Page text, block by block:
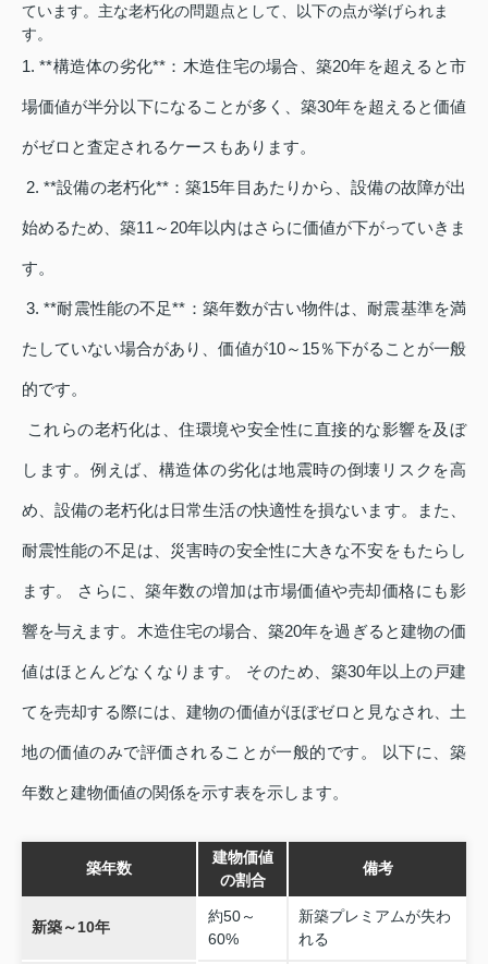
ています。主な老朽化の問題点として、以下の点が挙げられま
す。
1. **構造体の劣化**：木造住宅の場合、築20年を超えると市
場価値が半分以下になることが多く、築30年を超えると価値
がゼロと査定されるケースもあります。
2. **設備の老朽化**：築15年目あたりから、設備の故障が出
始めるため、築11～20年以内はさらに価値が下がっていきま
す。
3. **耐震性能の不足**：築年数が古い物件は、耐震基準を満
たしていない場合があり、価値が10～15％下がることが一般
的です。
これらの老朽化は、住環境や安全性に直接的な影響を及ぼ
します。例えば、構造体の劣化は地震時の倒壊リスクを高
め、設備の老朽化は日常生活の快適性を損ないます。また、
耐震性能の不足は、災害時の安全性に大きな不安をもたらし
ます。 さらに、築年数の増加は市場価値や売却価格にも影
響を与えます。木造住宅の場合、築20年を過ぎると建物の価
値はほとんどなくなります。 そのため、築30年以上の戸建
てを売却する際には、建物の価値がほぼゼロと見なされ、土
地の価値のみで評価されることが一般的です。 以下に、築
年数と建物価値の関係を示す表を示します。
築年数
建物価値
の割合
備考
新築～10年
約50～
60%
新築プレミアムが失わ
れる